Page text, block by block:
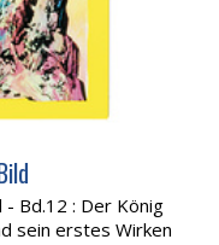
- Bd.12 : Der König
sein erstes Wirken